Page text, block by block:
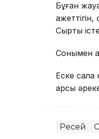
Бұған
Сыртқы
Сонымен
Еске сала
қарсы
Ресей